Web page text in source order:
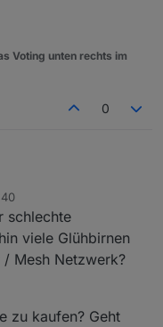
Voting unten rechts im
0
schlechte
viele Glühbirnen
Mesh Netzwerk?
zu kaufen? Geht